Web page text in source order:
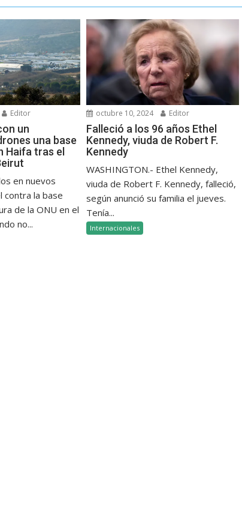
Editor
un
una base
Haifa tras el
en nuevos
contra la base
de la ONU en el
no...
octubre 10, 2024 Editor
Falleció a los 96 años Ethel
Kennedy, viuda de Robert F.
Kennedy
WASHINGTON.- Ethel Kennedy,
viuda de Robert F. Kennedy, falleció,
según anunció su familia el jueves.
Tenía...
Internacionales